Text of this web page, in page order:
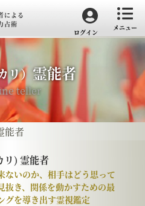
メニュー
による
占術
ログイン
リ） 霊能者
teller
能者
リ) 霊能者
ないのか、相手はどう思って
抜き、関係を動かすための最
グを導き出す霊視鑑定